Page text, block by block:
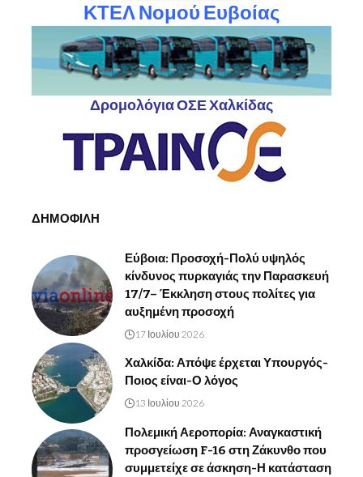
ΚΤΕΛ Νομού Ευβοίας
Δρομολόγια ΟΣΕ Χαλκίδας
ΔΗΜΟΦΙΛΗ
Εύβοια: Προσοχή-Πολύ υψηλός
κίνδυνος πυρκαγιάς την Παρασκευή
17/7– Έκκληση στους πολίτες για
αυξημένη προσοχή
17 Ιουλίου 2026
Χαλκίδα: Απόψε έρχεται Υπουργός-
Ποιος είναι-Ο λόγος
13 Ιουλίου 2026
Πολεμική Αεροπορία: Αναγκαστική
προσγείωση F-16 στη Ζάκυνθο που
συμμετείχε σε άσκηση-Η κατάσταση